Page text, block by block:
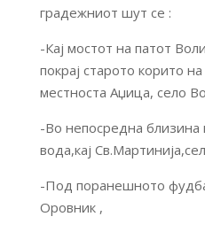
градежниот шут се :
-Кај мостот на патот
покрај старото корито
местноста Аџица, село
-Во непосредна близина
вода,кај
-Под поранешното
Оровник ,